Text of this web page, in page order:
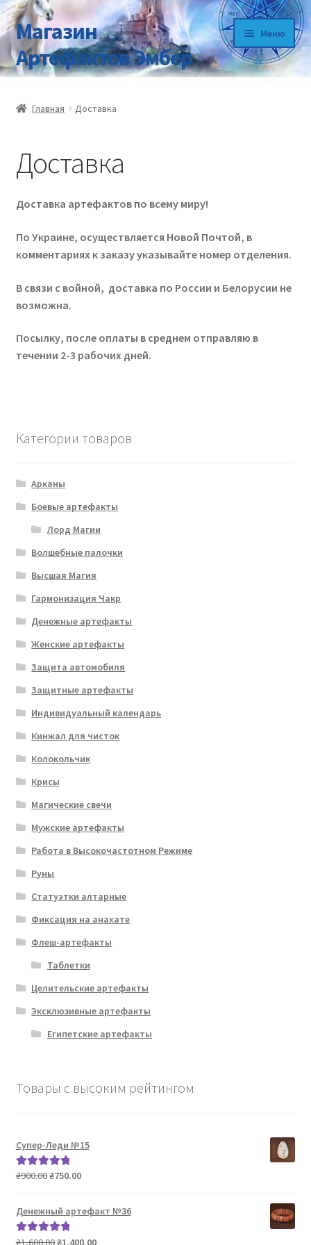
Перейти
к
навигации
Перейти
к
содержимому
Магазин
Артефактов Эмбер
Меню
Главная
Доставка
Информация
Контакты
Корзина
Оформление заказа
Главная Доставка
Доставка
Доставка артефактов по всему миру!
По Украине, осуществляется Новой Почтой, в
комментариях к заказу указывайте номер отделения.
В связи с войной, доставка по России и Белорусии не
возможна.
Посылку, после оплаты в среднем отправляю в
течении 2-3 рабочих дней.
Категории товаров
Арканы
Боевые артефакты
Лорд Магии
Волшебные палочки
Высшая Магия
Гармонизация Чакр
Денежные артефакты
Женские артефакты
Защита автомобиля
Защитные артефакты
Индивидуальный календарь
Кинжал для чисток
Колокольчик
Крисы
Магические свечи
Мужские артефакты
Работа в Высокочастотном Режиме
Руны
Статуэтки алтарные
Фиксация на анахате
Флеш-артефакты
Таблетки
Целительские артефакты
Эксклюзивные артефакты
Египетские артефакты
Товары с высоким рейтингом
Супер-Леди №15
Оценка5.00
₴900.00Первоначальная
составляла
₴900.00.
₴750.00Текущая
₴750.00.
Денежный артефакт №36
Оценка5.00
₴1,600.00Первоначальная
₴1,400.00Текущая